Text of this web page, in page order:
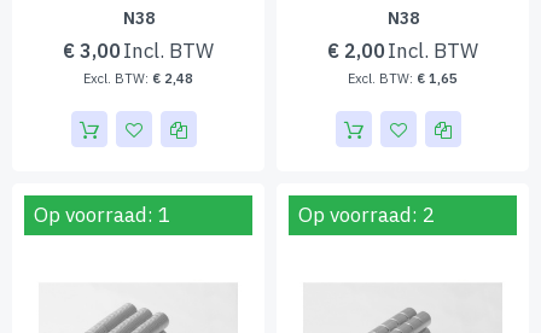
N38
€ 3,00
€ 2,48
N38
€ 2,00
€ 1,65
Op voorraad: 1 Op voorraad: 2